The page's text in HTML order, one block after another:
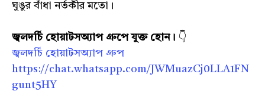
ঘুঙুর বাঁধা নর্তকীর মতো।
জ্বলদর্চি হোয়াটসঅ্যাপ গ্রুপে যুক্ত হোন। 👇
জ্বলদর্চি হোয়াটসঅ্যাপ গ্রুপ
https://chat.whatsapp.com/JWMuazCj0LLA1FN
gunt5HY